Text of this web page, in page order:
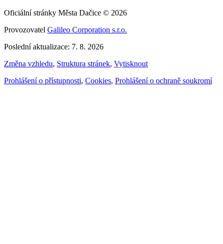
Oficiální stránky Města Dačice © 2026
Provozovatel Galileo Corporation s.r.o.
Poslední aktualizace: 7. 8. 2026
Změna vzhledu, Struktura stránek, Vytisknout
Prohlášení o přístupnosti, Cookies, Prohlášení o ochraně soukromí